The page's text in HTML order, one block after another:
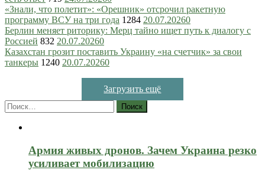
«Знали, что полетит»: «Орешник» отсрочил ракетную
программу ВСУ на три года 1284 20.07.20260
Берлин меняет риторику: Мерц тайно ищет путь к диалогу с
Россией 832 20.07.20260
Казахстан грозит поставить Украину «на счетчик» за свои
танкеры 1240 20.07.20260
Загрузить ещё
Найти:
Армия живых дронов. Зачем Украина резко
усиливает мобилизацию